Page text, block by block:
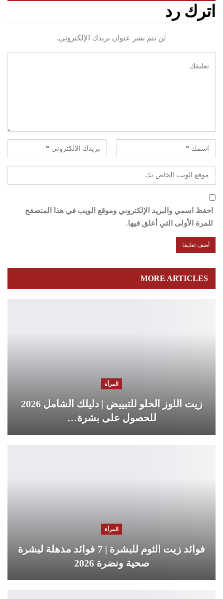
اترك رد
لن يتم نشر عنوان بريدك الإلكتروني.
احفظ اسمي والبريد الإلكتروني وموقع الويب في هذا المتصفح
للمرة الأولى التي أعلق فيها.
MORE ARTICLES
المرأة
زيت اللوز الحلو للتبييض | دليلك الشامل 2026
للحصول على بشرة…
المرأة
فوائد زيت الثوم للبشرة | 7 فوائد مذهلة لبشرة
صحية ونضرة 2026